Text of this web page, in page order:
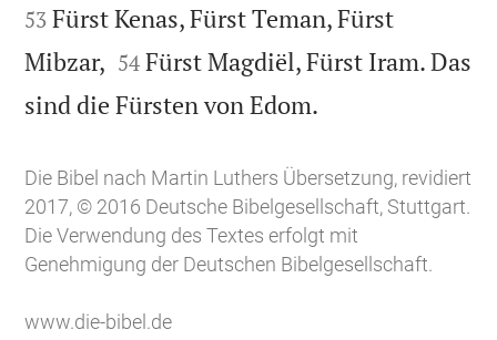
53 Fürst Kenas, Fürst Teman, Fürst
Mibzar, 

54 Fürst Magdiël, Fürst Iram. Das
sind die Fürsten von Edom.
Die Bibel nach Martin Luthers Übersetzung, revidiert
2017, © 2016 Deutsche Bibelgesellschaft, Stuttgart.
Die Verwendung des Textes erfolgt mit
Genehmigung der Deutschen Bibelgesellschaft.
www.die-bibel.de